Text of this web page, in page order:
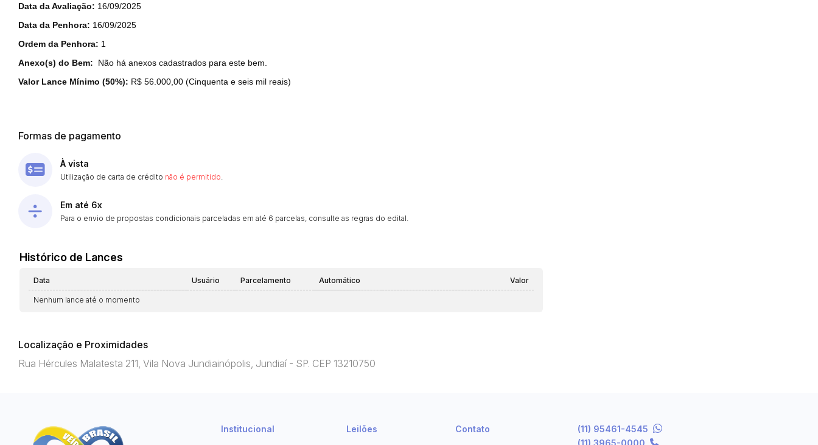
Data da Avaliação: 16/09/2025
Data da Penhora: 16/09/2025
Ordem da Penhora: 1
Anexo(s) do Bem:
Não há anexos cadastrados para este bem.
Valor Lance Mínimo (50%): R$ 56.000,00 (Cinquenta e seis mil reais)
Formas de pagamento
À vista
Utilização de carta de crédito não é permitido.
Em até 6x
Para o envio de propostas condicionais parceladas em até 6 parcelas, consulte as regras do edital.
Histórico de Lances
Data Usuário Parcelamento Automático Valor
Nenhum lance até o momento
Localização e Proximidades
Rua Hércules Malatesta 211, Vila Nova Jundiainópolis, Jundiaí - SP. CEP 13210750
Institucional
Leilões
Contato
(11) 95461-4545
(11) 3965-0000